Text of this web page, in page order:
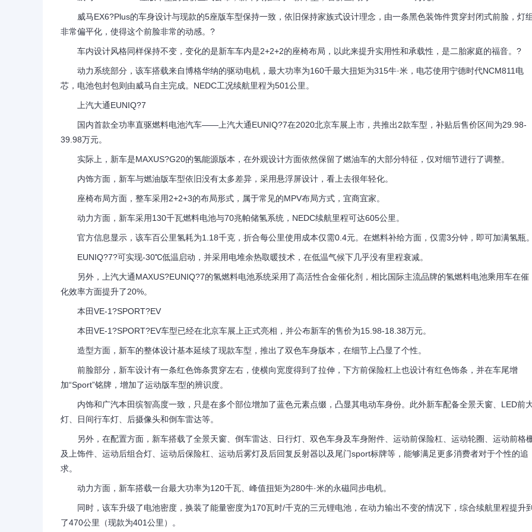
威马EX6?Plus的车身设计与现款的5座版车型保持一致，依旧保持家族式设计理念，由一条黑色装饰件贯穿封闭式前脸，灯
非常偏平化，使得这个前脸非常的动感。?
车内设计风格同样保持不变，变化的是新车车内是2+2+2的座椅布局，以此来提升实用性和承载性，是二胎家庭的福音。?
动力系统部分，该车搭载来自博格华纳的驱动电机，最大功率为160千最大扭矩为315牛·米，电芯使用宁德时代NCM811电
芯，电池包封包则由威马自主完成。NEDC工况续航里程为501公里。
上汽大通EUNIQ?7
国内首款全功率直驱燃料电池汽车——上汽大通EUNIQ?7在2020北京车展上市，共推出2款车型，补贴后售价区间为29.98-
39.98万元。
实际上，新车是MAXUS?G20的氢能源版本，在外观设计方面依然保留了燃油车的大部分特征，仅对细节进行了调整。
内饰方面，新车与燃油版车型依旧没有太多差异，采用悬浮屏设计，看上去很年轻化。
座椅布局方面，整车采用2+2+3的布局形式，属于常见的MPV布局方式，宜商宜家。
动力方面，新车采用130千瓦燃料电池与70兆帕储氢系统，NEDC续航里程可达605公里。
官方信息显示，该车百公里氢耗为1.18千克，折合每公里使用成本仅需0.4元。在燃料补给方面，仅需3分钟，即可加满氢瓶
EUNIQ?7?可实现-30℃低温启动，并采用电堆余热取暖技术，在低温气候下几乎没有里程衰减。
另外，上汽大通MAXUS?EUNIQ?7的氢燃料电池系统采用了高活性合金催化剂，相比国际主流品牌的氢燃料电池乘用车在催
化效率方面提升了20%。
本田VE-1?SPORT?EV
本田VE-1?SPORT?EV车型已经在北京车展上正式亮相，并公布新车的售价为15.98-18.38万元。
造型方面，新车的整体设计基本延续了现款车型，推出了双色车身版本，在细节上凸显了个性。
前脸部分，新车设计有一条红色饰条贯穿左右，使横向宽度得到了拉伸，下方前保险杠上也设计有红色饰条，并在车尾增
加“Sport”铭牌，增加了运动版车型的辨识度。
内饰和广汽本田缤智高度一致，只是在多个部位增加了蓝色元素点缀，凸显其电动车身份。此外新车配备全景天窗、LED前
灯、日间行车灯、后摄像头和倒车雷达等。
另外，在配置方面，新车搭载了全景天窗、倒车雷达、日行灯、双色车身及车身附件、运动前保险杠、运动轮圈、运动前格
及上饰件、运动后组合灯、运动后保险杠、运动后雾灯及后回复反射器以及尾门sport标牌等，能够满足更多消费者对于个性的追
求。
动力方面，新车搭载一台最大功率为120千瓦、峰值扭矩为280牛·米的永磁同步电机。
同时，该车升级了电池密度，换装了能量密度为170瓦时/千克的三元锂电池，在动力输出不变的情况下，综合续航里程提升
了470公里（现款为401公里）。